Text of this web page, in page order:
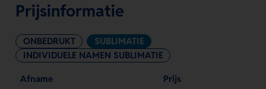
Prijsinformatie
ONBEDRUKT
SUBLIMATIE
INDIVIDUELE NAMEN SUBLIMATIE
Afname Prijs